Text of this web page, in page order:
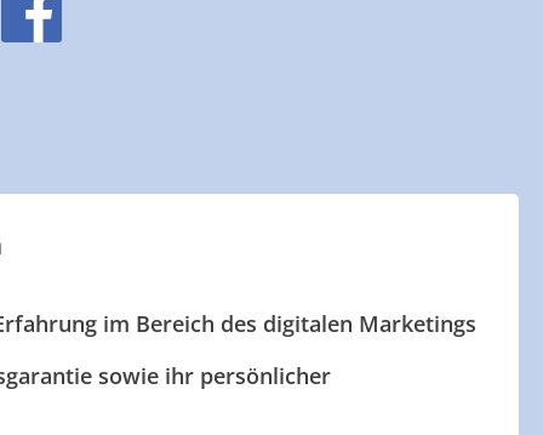
im Bereich des digitalen Marketings
sowie ihr persönlicher